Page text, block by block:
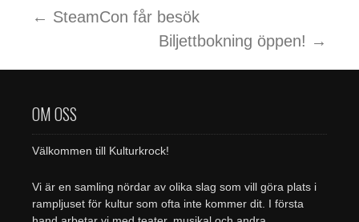
Inläggsnavigering
← SteamCon får besök
Biljettbokning öppen! →
OM OSS
Välkommen till Kulturkrock!
Vi är en samling nördar av olika slag som vill göra plats i
rampljuset för kultur som ofta inte kommer dit. I första